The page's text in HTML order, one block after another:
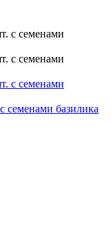
семенами базилика